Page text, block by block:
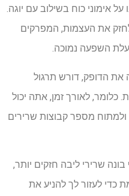
אימוני כוח בשילוב עם יוגה.
את העצמות, המפרקים
השפעה נמוכה.
את הדופק, דורש תרגול
כלומר, לאורך זמן, אתה יכול
מספר קבוצות שרירים
שרירי ליבה חזקים יותר,
כדי לעזור לך להניע את